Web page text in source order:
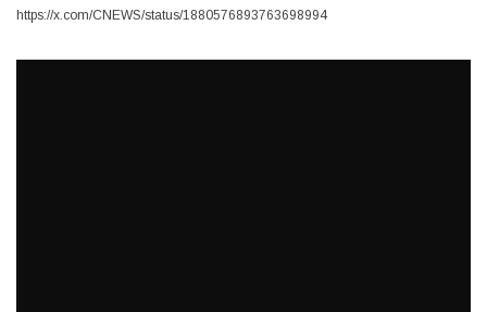
https://x.com/CNEWS/status/1880576893763698994